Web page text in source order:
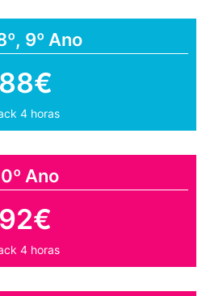
9º Ano
88€
4 horas
Ano
92€
4 horas